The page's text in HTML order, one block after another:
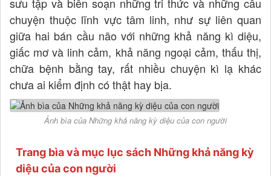
chuyện thuộc lĩnh vực tâm linh, như sự liên quan
giữa hai bán cầu não với những khả năng kì diệu,
giấc mơ và linh cảm, khả năng ngoại cảm, thấu thị,
chữa bệnh bằng tay, rất nhiều chuyện kì lạ khác
chưa ai kiểm định có thật hay bịa.
Ảnh bìa của Những khả năng kỳ diệu của con người
Trang bìa và mục lục sách Những khả năng kỳ
diệu của con người